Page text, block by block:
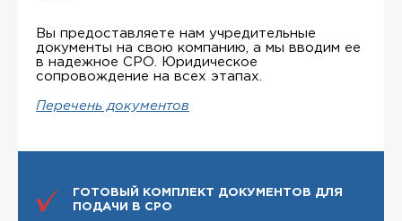
Вы предоставляете нам учредительные
документы на свою компанию, а мы вводим ее
в надежное СРО. Юридическое
сопровождение на всех этапах.
Перечень документов
ГОТОВЫЙ КОМПЛЕКТ ДОКУМЕНТОВ ДЛЯ
ПОДАЧИ В СРО